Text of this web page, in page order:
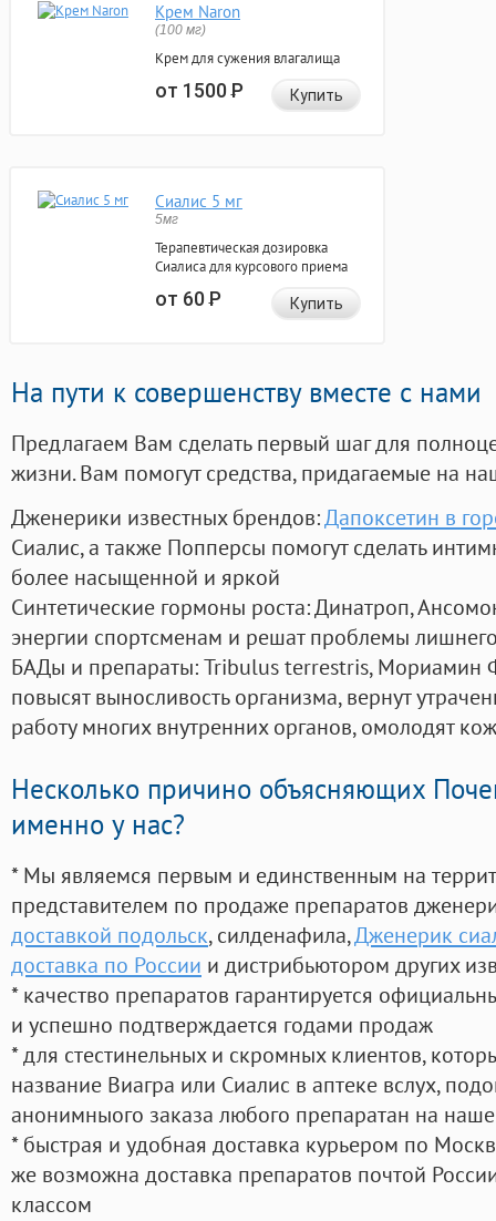
Крем Naron
(100 мг)
Крем для сужения влагалища
от 1500Р Купить
Сиалис 5 мг
5мг
Терапевтическая дозировка
Сиалиса для курсового приема
от 60Р Купить
На пути к совершенству вместе с нами
Предлагаем Вам сделать первый шаг для
жизни. Вам помогут средства, придагаемые на
Дженерики известных брендов:Дапоксетин в
Сиалис, а также Попперсы помогут сделать
более насыщенной и яркой
Синтетические гормоны роста: Динатроп,
энергии спортсменам и решат проблемы
БАДы и препараты:Tribulus terrestris, Мориамин
повысят выносливость организма, вернут
работу многих внутренних органов, омолодят
Несколько причино объясняющих
именно у нас?
* Мы являемся первым и единственным на
представителем по продаже препаратов
доставкой подольск, силденафила,Дженерик
доставка по России и дистрибьютором других
* качество препаратов гарантируется
и успешно подтверждается годами продаж
* для стестинельных и скромных клиентов,
название Виагра или Сиалис в аптеке вслух,
анонимныого заказа любого препаратан на
* быстрая и удобная доставка курьером по
же возможна доставка препаратов почтой
классом